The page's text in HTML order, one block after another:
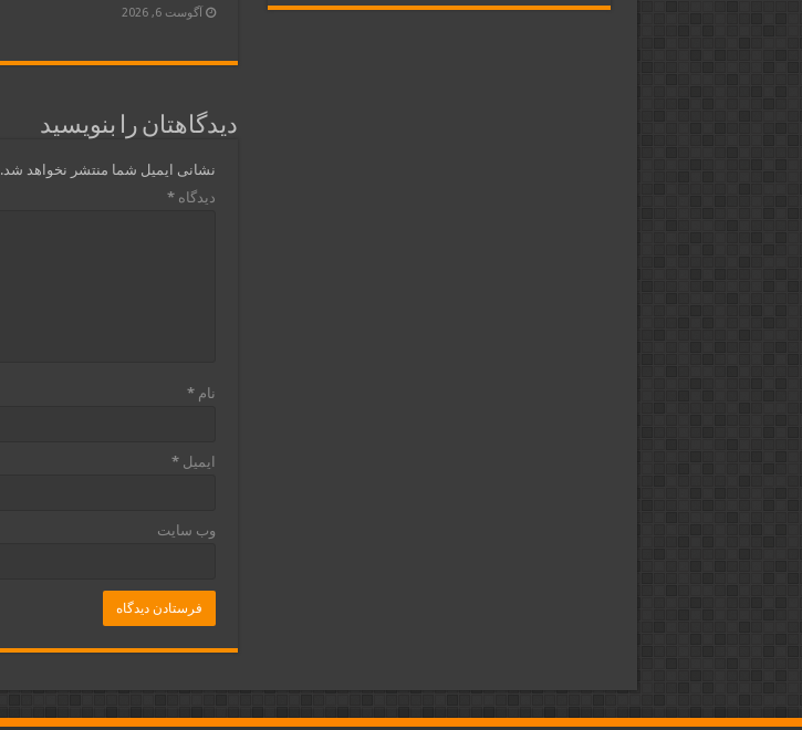
آگوست 6, 2026
دیدگاهتان را بنویسید
نشانی ایمیل شما منتشر نخواهد شد.
دیدگاه*
نام*
ایمیل*
وب‌ سایت